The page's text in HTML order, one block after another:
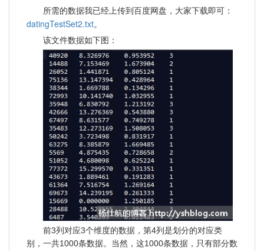
所需的数据我已经上传到百度网盘，大家下载即可：
datingTestSet2.txt。
该文件数据如下图：
前3列对应3个维度的数据，第4列是划分的对应类
别，一共1000条数据。当然，这1000条数据，只有部分数